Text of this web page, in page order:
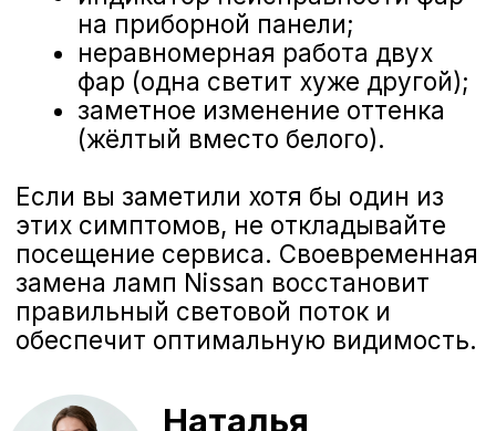
Оставить заявку
диагностика, демонтаж старой фары, установка
новой/восстановленной, герметизация и
подключение, регулировка и др.
по записи, экспресс‑приём
12 месяцев на работы
оригинальные фары Nissan или аналоги (галоген,
ксенон, LED), комплект уплотнений и крепежей
450 ₽
Гарантия официального сервиса Nissan
г. Воронеж, Дорожная, 8